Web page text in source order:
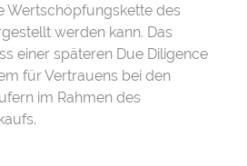
Wertschöpfungskette des
werden kann. Das
einer späteren Due Diligence
für Vertrauens bei den
im Rahmen des